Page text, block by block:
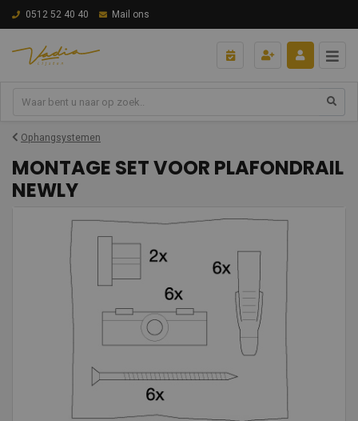
0512 52 40 40 Mail ons
Ophangsystemen
MONTAGE SET VOOR PLAFONDRAIL
NEWLY